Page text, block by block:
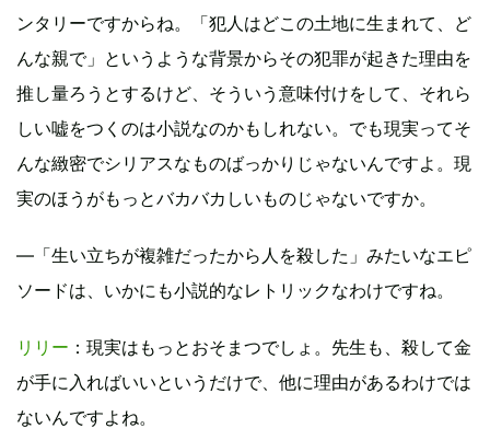
ンタリーですからね。「犯人はどこの土地に生まれて、ど
んな親で」というような背景からその犯罪が起きた理由を
推し量ろうとするけど、そういう意味付けをして、それら
しい嘘をつくのは小説なのかもしれない。でも現実ってそ
んな緻密でシリアスなものばっかりじゃないんですよ。現
実のほうがもっとバカバカしいものじゃないですか。
―「生い立ちが複雑だったから人を殺した」みたいなエピ
ソードは、いかにも小説的なレトリックなわけですね。
リリー ：現実はもっとおそまつでしょ。先生も、殺して金
が手に入ればいいというだけで、他に理由があるわけでは
ないんですよね。